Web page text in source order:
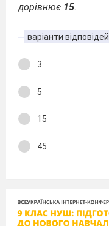
дорівнює 15.
варіанти відповідей
3
5
15
45